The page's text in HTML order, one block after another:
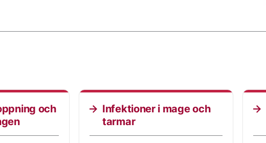
och
Infektioner i mage och
tarmar